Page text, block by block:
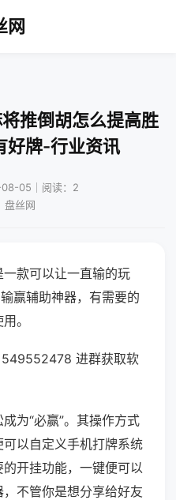
网
推倒胡怎么提高胜
好牌-行业资讯
05｜阅读：2
盘丝网
款可以让一直输的玩
赢辅助神器，有需要的
。
549552478 进群获取软
为“必赢”。其操作方式
以自定义手机打牌系统
开挂功能，一键便可以
不管你是想分享给好友